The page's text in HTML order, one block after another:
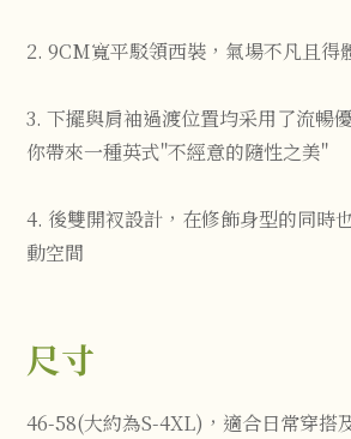
2. 9CM寬平駁領西裝，氣場不凡且得
3. 下擺與肩袖過渡位置均采用了流暢
你帶來一種英式"不經意的隨性之美"
4. 後雙開衩設計，在修飾身型的同時
動空間
尺寸
46-58(大約為S-4XL)，適合日常穿搭